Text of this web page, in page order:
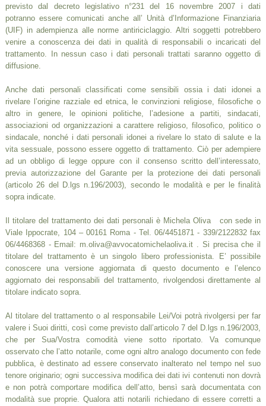
previsto dal decreto legislativo n°231 del 16 novembre 2007 i dati
potranno essere comunicati anche all’ Unità d’Informazione Finanziaria
(UIF) in adempienza alle norme antiriciclaggio. Altri soggetti potrebbero
venire a conoscenza dei dati in qualità di responsabili o incaricati del
trattamento. In nessun caso i dati personali trattati saranno oggetto di
diffusione.
Anche dati personali classificati come sensibili ossia i dati idonei a
rivelare l’origine razziale ed etnica, le convinzioni religiose, filosofiche o
altro in genere, le opinioni politiche, l’adesione a partiti, sindacati,
associazioni od organizzazioni a carattere religioso, filosofico, politico o
sindacale, nonché i dati personali idonei a rivelare lo stato di salute e la
vita sessuale, possono essere oggetto di trattamento. Ciò per adempiere
ad un obbligo di legge oppure con il consenso scritto dell’interessato,
previa autorizzazione del Garante per la protezione dei dati personali
(articolo 26 del D.lgs n.196/2003), secondo le modalità e per le finalità
sopra indicate.
Il titolare del trattamento dei dati personali è Michela Oliva con sede in
Viale Ippocrate, 104 – 00161 Roma - Tel. 06/4451871 - 339/2122832 fax
06/4468368 - Email: m.oliva@avvocatomichelaoliva.it . Si precisa che il
titolare del trattamento è un singolo libero professionista. E’ possibile
conoscere una versione aggiornata di questo documento e l’elenco
aggiornato dei responsabili del trattamento, rivolgendosi direttamente al
titolare indicato sopra.
Al titolare del trattamento o al responsabile Lei/Voi potrà rivolgersi per far
valere i Suoi diritti, così come previsto dall’articolo 7 del D.lgs n.196/2003,
che per Sua/Vostra comodità viene sotto riportato. Va comunque
osservato che l’atto notarile, come ogni altro analogo documento con fede
pubblica, è destinato ad essere conservato inalterato nel tempo nel suo
tenore originario; ogni successiva modifica dei dati ivi contenuti non dovrà
e non potrà comportare modifica dell’atto, bensì sarà documentata con
modalità sue proprie. Qualora atti notarili richiedano di essere corretti a